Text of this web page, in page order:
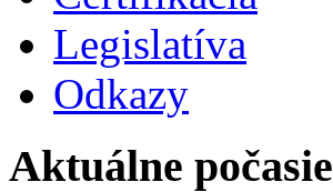
Legislatíva
Odkazy
Aktuálne počasie